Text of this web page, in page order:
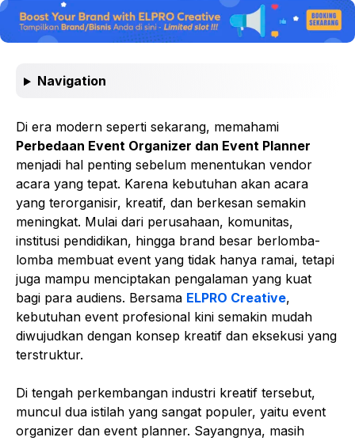
Navigation
Di era modern seperti sekarang, memahami
Perbedaan Event Organizer dan Event Planner
menjadi hal penting sebelum menentukan vendor
acara yang tepat. Karena kebutuhan akan acara
yang terorganisir, kreatif, dan berkesan semakin
meningkat. Mulai dari perusahaan, komunitas,
institusi pendidikan, hingga brand besar berlomba-
lomba membuat event yang tidak hanya ramai, tetapi
juga mampu menciptakan pengalaman yang kuat
bagi para audiens. Bersama ELPRO Creative,
kebutuhan event profesional kini semakin mudah
diwujudkan dengan konsep kreatif dan eksekusi yang
terstruktur.
Di tengah perkembangan industri kreatif tersebut,
muncul dua istilah yang sangat populer, yaitu event
organizer dan event planner. Sayangnya, masih